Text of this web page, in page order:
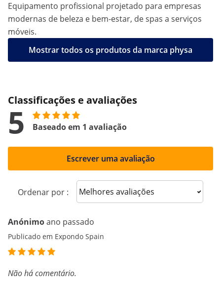
Equipamento profissional projetado para empresas
modernas de beleza e bem-estar, de spas a serviços
móveis.
Mostrar todos os produtos da marca physa
Classificações e avaliações
5 Baseado em 1 avaliação
Escrever uma avaliação
Ordenar por : Sort reviews
Anónimoano passado
Publicado em Expondo Spain
Não há comentário.